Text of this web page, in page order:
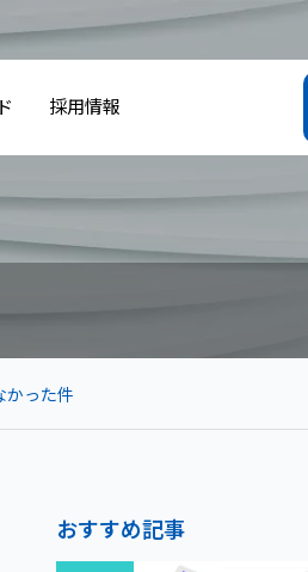
採用情報
かった件
おすすめ記事